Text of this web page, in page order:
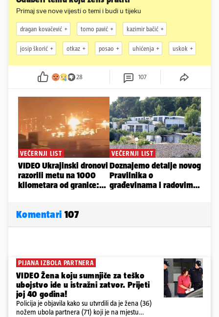
Primaj sve nove vijesti o temi i budi u tijeku
dragan kovačević tomo pavić kazimir bačić
josip škorić otkaz posao uhićenja uskok
28 107
Komentari 107
PIJANA IZBOLA PARTNERA
VIDEO Žena koju sumnjiče za teško
ubojstvo ide u istražni zatvor. Prijeti
joj 40 godina!
Policija je objavila kako su utvrdili da je žena (36)
nožem ubola partnera (71) koji je na mjestu